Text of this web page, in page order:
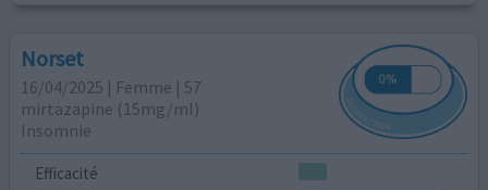
Norset
16/04/2025 | Femme | 57
mirtazapine (15mg/ml)
Insomnie
Efficacité